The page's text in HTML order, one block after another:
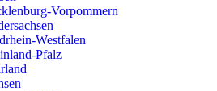
Vorpommern
Westfalen
Pfalz